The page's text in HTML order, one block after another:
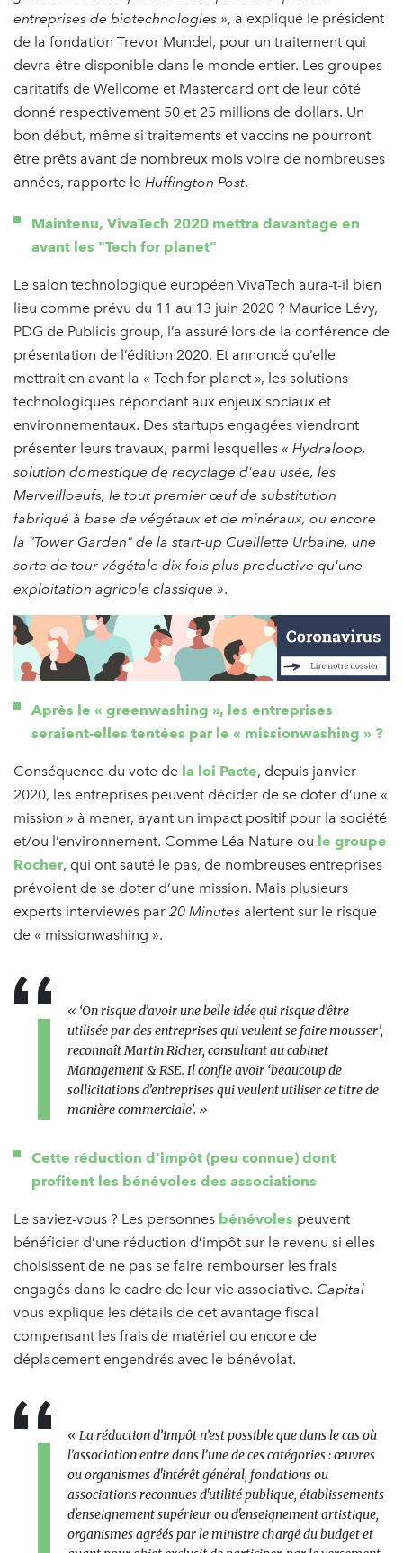
entreprises de biotechnologies », a expliqué le président
de la fondation Trevor Mundel, pour un traitement qui
devra être disponible dans le monde entier. Les groupes
caritatifs de Wellcome et Mastercard ont de leur côté
donné respectivement 50 et 25 millions de dollars. Un
bon début, même si traitements et vaccins ne pourront
être prêts avant de nombreux mois voire de nombreuses
années, rapporte le Huffington Post.
Maintenu, VivaTech 2020 mettra davantage en
avant les "Tech for planet"
Le salon technologique européen VivaTech aura-t-il bien
lieu comme prévu du 11 au 13 juin 2020 ? Maurice Lévy,
PDG de Publicis group, l’a assuré lors de la conférence de
présentation de l’édition 2020. Et annoncé qu’elle
mettrait en avant la « Tech for planet », les solutions
technologiques répondant aux enjeux sociaux et
environnementaux. Des startups engagées viendront
présenter leurs travaux, parmi lesquelles « Hydraloop,
solution domestique de recyclage d'eau usée, les
Merveilloeufs, le tout premier œuf de substitution
fabriqué à base de végétaux et de minéraux, ou encore
la "Tower Garden" de la start-up Cueillette Urbaine, une
sorte de tour végétale dix fois plus productive qu'une
exploitation agricole classique ».
Après le « greenwashing », les entreprises
seraient-elles tentées par le « missionwashing » ?
Conséquence du vote de la loi Pacte, depuis janvier
2020, les entreprises peuvent décider de se doter d’une «
mission » à mener, ayant un impact positif pour la société
et/ou l’environnement. Comme Léa Nature ou le groupe
Rocher, qui ont sauté le pas, de nombreuses entreprises
prévoient de se doter d’une mission. Mais plusieurs
experts interviewés par 20 Minutes alertent sur le risque
de « missionwashing ».
« ‘On risque d’avoir une belle idée qui risque d’être
utilisée par des entreprises qui veulent se faire mousser’,
reconnaît Martin Richer, consultant au cabinet
Management & RSE. Il confie avoir ‘beaucoup de
sollicitations d’entreprises qui veulent utiliser ce titre de
manière commerciale’. »
Cette réduction d’impôt (peu connue) dont
profitent les bénévoles des associations
Le saviez-vous ? Les personnes bénévoles peuvent
bénéficier d’une réduction d’impôt sur le revenu si elles
choisissent de ne pas se faire rembourser les frais
engagés dans le cadre de leur vie associative. Capital
vous explique les détails de cet avantage fiscal
compensant les frais de matériel ou encore de
déplacement engendrés avec le bénévolat.
« La réduction d’impôt n’est possible que dans le cas où
l’association entre dans l’une de ces catégories : œuvres
ou organismes d'intérêt général, fondations ou
associations reconnues d'utilité publique, établissements
d'enseignement supérieur ou d'enseignement artistique,
organismes agréés par le ministre chargé du budget et